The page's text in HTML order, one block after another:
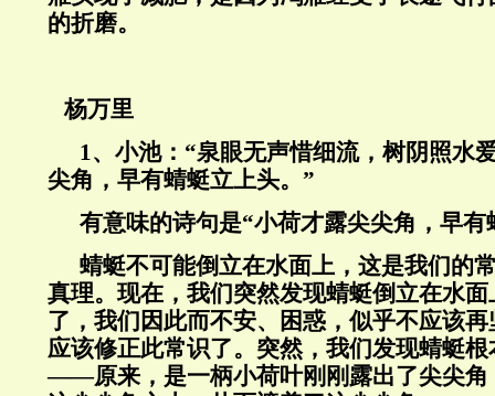
的折磨。
杨万里
1、小池：“泉眼无声惜细流，树阴照水
尖角，早有蜻蜓立上头。”
有意味的诗句是“小荷才露尖尖角，早有
蜻蜓不可能倒立在水面上，这是我们的
真理。现在，我们突然发现蜻蜓倒立在水
了，我们因此而不安、困惑，似乎不应该
应该修正此常识了。突然，我们发现蜻蜓
——原来，是一柄小荷叶刚刚露出了尖尖角